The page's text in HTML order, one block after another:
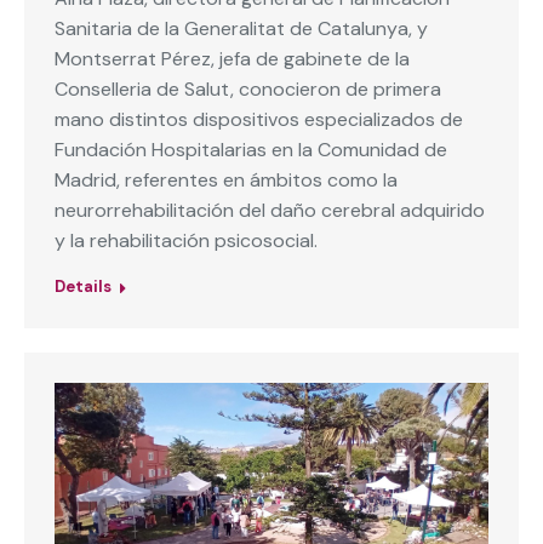
Sanitaria de la Generalitat de Catalunya, y
Montserrat Pérez, jefa de gabinete de la
Conselleria de Salut, conocieron de primera
mano distintos dispositivos especializados de
Fundación Hospitalarias en la Comunidad de
Madrid, referentes en ámbitos como la
neurorrehabilitación del daño cerebral adquirido
y la rehabilitación psicosocial.
Details